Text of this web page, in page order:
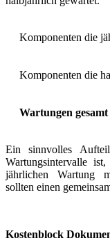
Komponenten die
Komponenten die
Wartungen gesamt
Ein sinnvolles
Wartungsintervalle
jährlichen Wartung
sollten einen
Kostenblock